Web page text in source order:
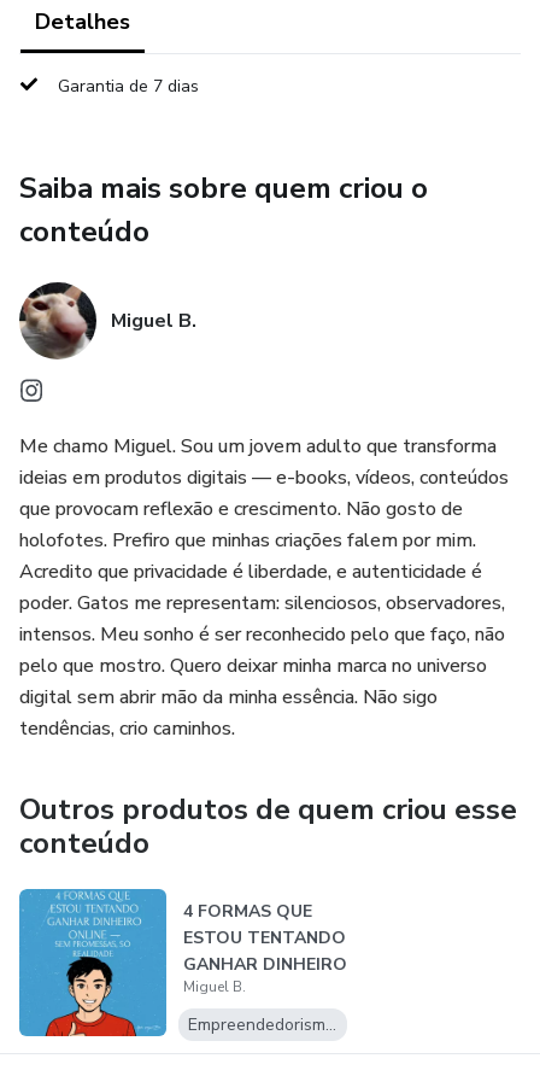
Detalhes
Garantia de 7 dias
Saiba mais sobre quem criou o
conteúdo
Miguel B.
Me chamo Miguel. Sou um jovem adulto que transforma
ideias em produtos digitais — e-books, vídeos, conteúdos
que provocam reflexão e crescimento. Não gosto de
holofotes. Prefiro que minhas criações falem por mim.
Acredito que privacidade é liberdade, e autenticidade é
poder. Gatos me representam: silenciosos, observadores,
intensos. Meu sonho é ser reconhecido pelo que faço, não
pelo que mostro. Quero deixar minha marca no universo
digital sem abrir mão da minha essência. Não sigo
tendências, crio caminhos.
Outros produtos de quem criou esse
conteúdo
4 FORMAS QUE
ESTOU TENTANDO
GANHAR DINHEIRO
ONLINE — SEM
PRO...
Miguel B.
Empreendedorismo Digital